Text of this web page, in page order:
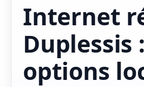
Internet
Duplessis
options